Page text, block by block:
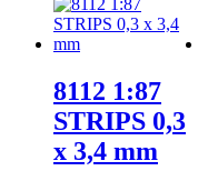
8112 1:87
STRIPS 0,3
x 3,4 mm